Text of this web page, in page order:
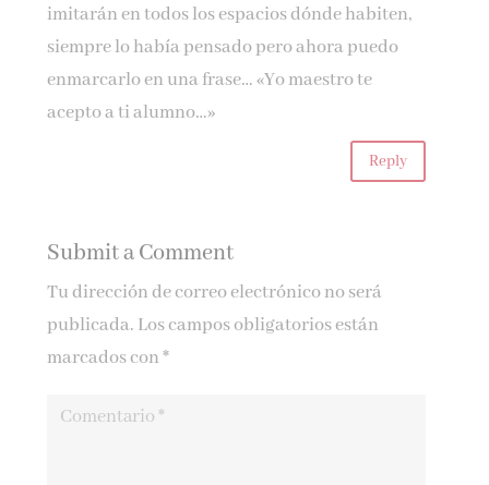
imitarán en todos los espacios dónde habiten,
siempre lo había pensado pero ahora puedo
enmarcarlo en una frase… «Yo maestro te
acepto a ti alumno…»
Reply
Submit a Comment
Tu dirección de correo electrónico no será
publicada. Los campos obligatorios están
marcados con*